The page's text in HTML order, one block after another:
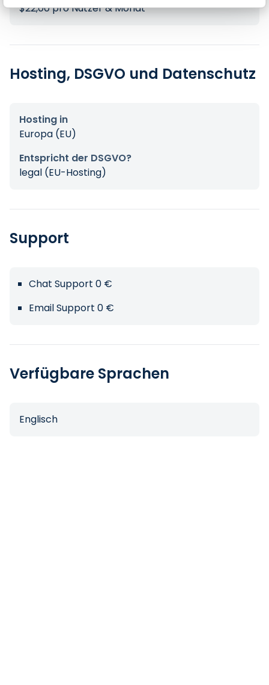
$22,00 pro Nutzer & Monat
Hosting, DSGVO und Datenschutz
Hosting in
Europa (EU)
Entspricht der DSGVO?
legal (EU-Hosting)
Support
Chat Support 0 €
Email Support 0 €
Verfügbare Sprachen
Englisch